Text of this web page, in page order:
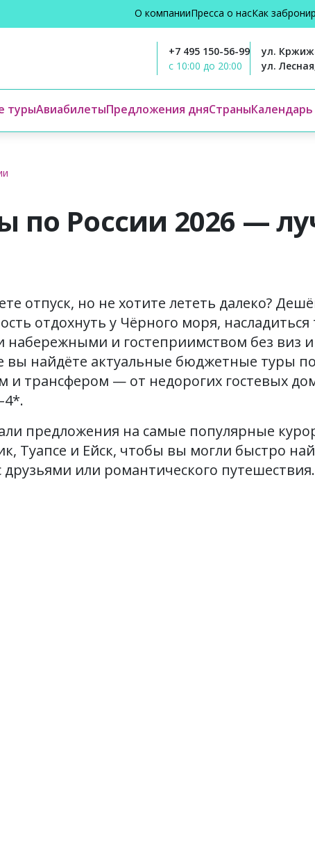
О компанииПресса о насКак
+7 495 150-56-99
с 10:00 до 20:00
ул.
ул.
турыАвиабилетыПредложения дняСтраныКалендарь
по России 2026 —
отпуск, но не хотите лететь далеко?
отдохнуть у Чёрного моря,
и гостеприимством без виз
вы найдёте актуальные бюджетные туры
и трансфером — от недорогих гостевых
предложения на самые популярные
Туапсе и Ейск, чтобы вы могли быстро
друзьями или романтического путешествия.